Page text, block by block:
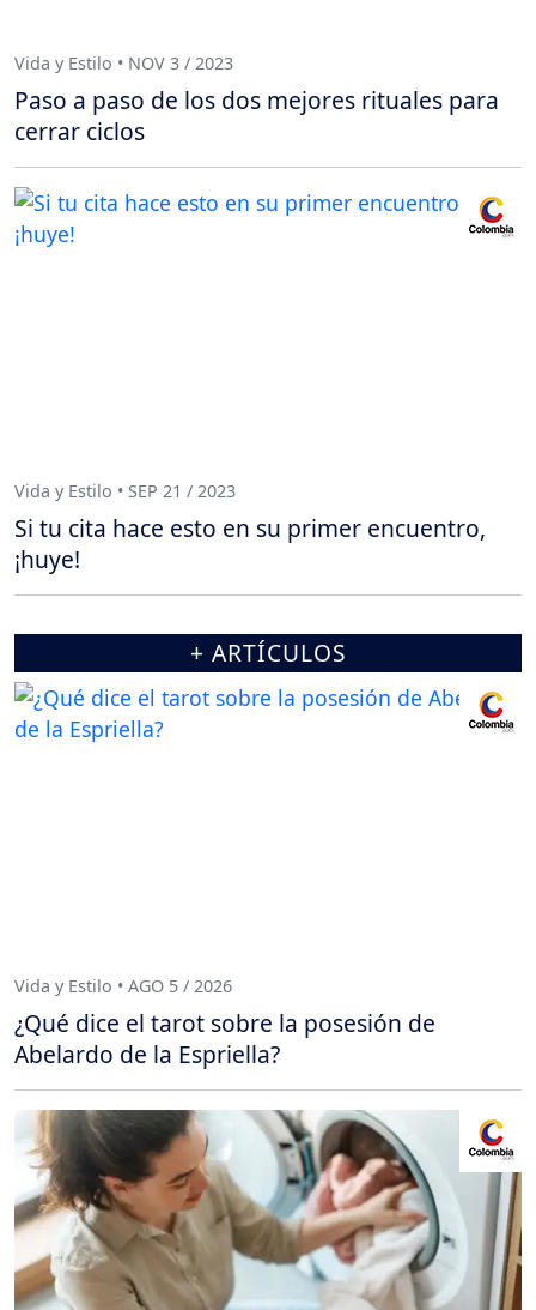
Vida y Estilo • NOV 3 / 2023
Paso a paso de los dos mejores rituales para
cerrar ciclos
Vida y Estilo • SEP 21 / 2023
Si tu cita hace esto en su primer encuentro,
¡huye!
+ ARTÍCULOS
Vida y Estilo • AGO 5 / 2026
¿Qué dice el tarot sobre la posesión de
Abelardo de la Espriella?